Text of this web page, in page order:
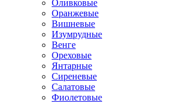
Оливковые
Оранжевые
Вишневые
Изумрудные
Венге
Ореховые
Янтарные
Сиреневые
Салатовые
Фиолетовые